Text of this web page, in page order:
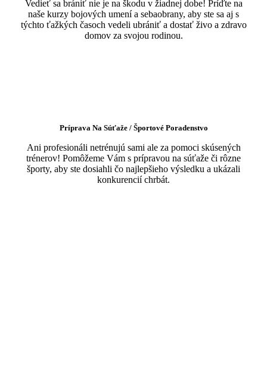
Vedieť sa brániť nie je na škodu v žiadnej dobe! Príďte na
naše kurzy bojových umení a sebaobrany, aby ste sa aj s
týchto ťažkých časoch vedeli ubrániť a dostať živo a zdravo
domov za svojou rodinou.
Príprava Na Súťaže / Športové Poradenstvo
Ani profesionáli netrénujú sami ale za pomoci skúsených
trénerov! Pomôžeme Vám s prípravou na súťaže či rôzne
športy, aby ste dosiahli čo najlepšieho výsledku a ukázali
konkurencií chrbát.